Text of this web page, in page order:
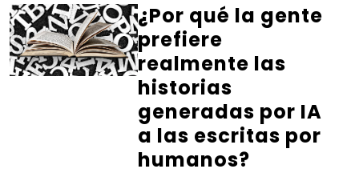
¿Por qué la gente
prefiere
realmente las
historias
generadas por IA
a las escritas por
humanos?